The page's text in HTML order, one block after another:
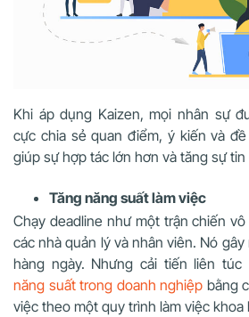
Khi áp dụng Kaizen, mọi nhân sự
cực chia sẻ quan điểm, ý kiến và
giúp sự hợp tác lớn hơn và tăng sự
Tăng năng suất làm việc
Chạy deadline như một trận chiến
các nhà quản lý và nhân viên. Nó
hàng ngày. Nhưng cải tiến liên túc
năng suất trong doanh nghiệp bằng
việc theo một quy trình làm việc khoa